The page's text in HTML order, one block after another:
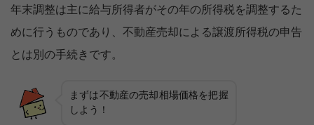
年末調整は主に給与所得者がその年の所得税を調整するた
めに行うものであり、不動産売却による譲渡所得税の申告
とは別の手続きです。
まずは不動産の売却相場価格を把握
しよう！